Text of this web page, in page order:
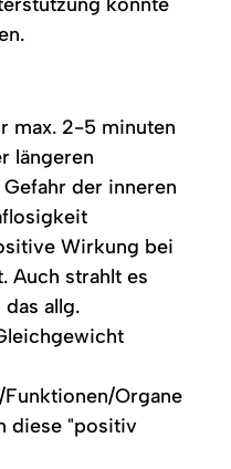
max. 2-5 minuten
längeren
der inneren
Wirkung bei
Auch strahlt es
allg.
Funktionen/Organe
diese "positiv